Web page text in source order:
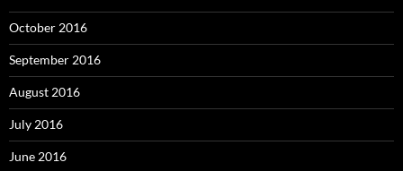
October 2016
September 2016
August 2016
July 2016
June 2016